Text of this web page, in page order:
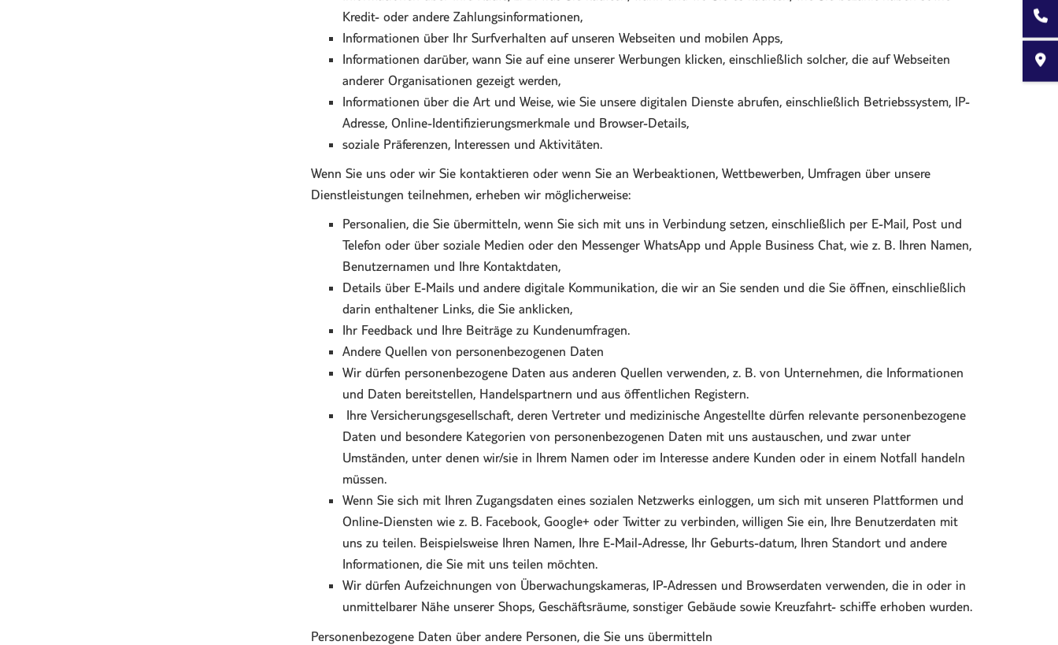
Kredit- oder andere Zahlungsinformationen,
Informationen über Ihr Surfverhalten auf unseren Webseiten und mobilen Apps,
Informationen darüber, wann Sie auf eine unserer Werbungen klicken, einschließlich solcher, die auf Webseiten
anderer Organisationen gezeigt werden,
Informationen über die Art und Weise, wie Sie unsere digitalen Dienste abrufen, einschließlich Betriebssystem, IP-
Adresse, Online-Identifizierungsmerkmale und Browser-Details,
soziale Präferenzen, Interessen und Aktivitäten.
Wenn Sie uns oder wir Sie kontaktieren oder wenn Sie an Werbeaktionen, Wettbewerben, Umfragen über unsere
Dienstleistungen teilnehmen, erheben wir möglicherweise:
Personalien, die Sie übermitteln, wenn Sie sich mit uns in Verbindung setzen, einschließlich per E-Mail, Post und
Telefon oder über soziale Medien oder den Messenger WhatsApp und Apple Business Chat, wie z. B. Ihren Namen,
Benutzernamen und Ihre Kontaktdaten,
Details über E-Mails und andere digitale Kommunikation, die wir an Sie senden und die Sie öffnen, einschließlich
darin enthaltener Links, die Sie anklicken,
Ihr Feedback und Ihre Beiträge zu Kundenumfragen.
Andere Quellen von personenbezogenen Daten
Wir dürfen personenbezogene Daten aus anderen Quellen verwenden, z. B. von Unternehmen, die Informationen
und Daten bereitstellen, Handelspartnern und aus öffentlichen Registern.
Ihre Versicherungsgesellschaft, deren Vertreter und medizinische Angestellte dürfen relevante personenbezogene
Daten und besondere Kategorien von personenbezogenen Daten mit uns austauschen, und zwar unter
Umständen, unter denen wir/sie in Ihrem Namen oder im Interesse andere Kunden oder in einem Notfall handeln
müssen.
Wenn Sie sich mit Ihren Zugangsdaten eines sozialen Netzwerks einloggen, um sich mit unseren Plattformen und
Online-Diensten wie z. B. Facebook, Google+ oder Twitter zu verbinden, willigen Sie ein, Ihre Benutzerdaten mit
uns zu teilen. Beispielsweise Ihren Namen, Ihre E-Mail-Adresse, Ihr Geburts-datum, Ihren Standort und andere
Informationen, die Sie mit uns teilen möchten.
Wir dürfen Aufzeichnungen von Überwachungskameras, IP-Adressen und Browserdaten verwenden, die in oder in
unmittelbarer Nähe unserer Shops, Geschäftsräume, sonstiger Gebäude sowie Kreuzfahrt- schiffe erhoben wurden.
Personenbezogene Daten über andere Personen, die Sie uns übermitteln